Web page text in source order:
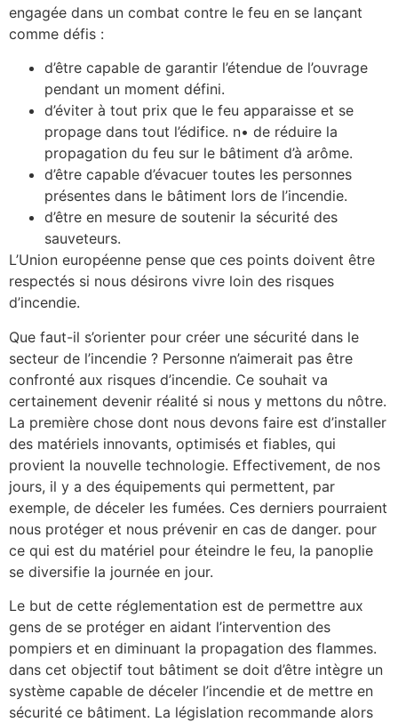
engagée dans un combat contre le feu en se lançant
comme défis :
d’être capable de garantir l’étendue de l’ouvrage
pendant un moment défini.
d’éviter à tout prix que le feu apparaisse et se
propage dans tout l’édifice. n• de réduire la
propagation du feu sur le bâtiment d’à arôme.
d’être capable d’évacuer toutes les personnes
présentes dans le bâtiment lors de l’incendie.
d’être en mesure de soutenir la sécurité des
sauveteurs.
L’Union européenne pense que ces points doivent être
respectés si nous désirons vivre loin des risques
d’incendie.
Que faut-il s’orienter pour créer une sécurité dans le
secteur de l’incendie ? Personne n’aimerait pas être
confronté aux risques d’incendie. Ce souhait va
certainement devenir réalité si nous y mettons du nôtre.
La première chose dont nous devons faire est d’installer
des matériels innovants, optimisés et fiables, qui
provient la nouvelle technologie. Effectivement, de nos
jours, il y a des équipements qui permettent, par
exemple, de déceler les fumées. Ces derniers pourraient
nous protéger et nous prévenir en cas de danger. pour
ce qui est du matériel pour éteindre le feu, la panoplie
se diversifie la journée en jour.
Le but de cette réglementation est de permettre aux
gens de se protéger en aidant l’intervention des
pompiers et en diminuant la propagation des flammes.
dans cet objectif tout bâtiment se doit d’être intègre un
système capable de déceler l’incendie et de mettre en
sécurité ce bâtiment. La législation recommande alors